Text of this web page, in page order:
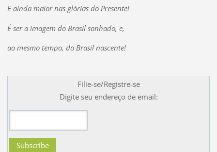
E ainda maior nas glórias do Presente!
É ser a imagem do Brasil sonhado, e,
ao mesmo tempo, do Brasil nascente!
Filie-se/Registre-se
Digite seu endereço de email: